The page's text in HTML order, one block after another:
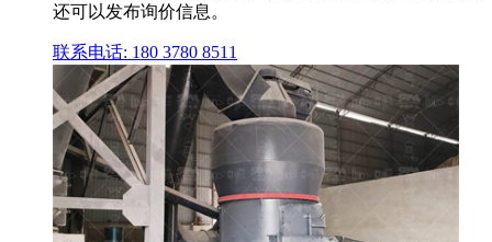
还可以发布询价信息。
联系电话: 180 3780 8511